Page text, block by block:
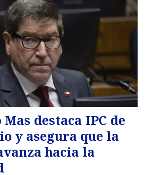
destaca IPC de
y asegura que la
hacia la